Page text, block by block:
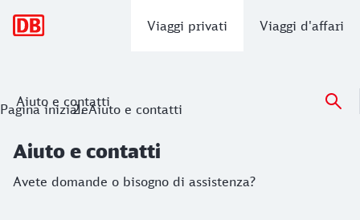
Viaggi privati Viaggi d'affari
Aiuto e contatti
Aiuto e contatti
Pagina inizialeAiuto e contatti
Aiuto e contatti
Avete domande o bisogno di assistenza?